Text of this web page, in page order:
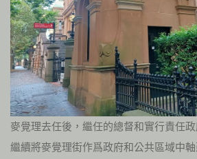
麥覺理去任後，繼任的總督和實行責任
繼續將麥覺理街作爲政府和公共區域中軸